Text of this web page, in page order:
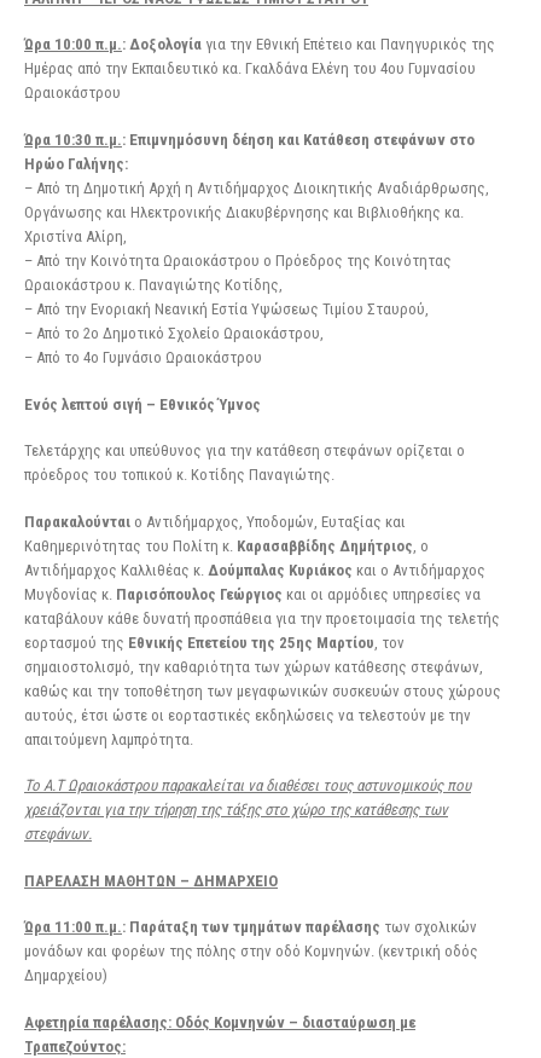
Ώρα 10:00 π.μ.: Δοξολογία για την Εθνική Επέτειο και Πανηγυρικός της
Ημέρας από την Εκπαιδευτικό κα. Γκαλδάνα Ελένη του 4ου Γυμνασίου
Ωραιοκάστρου
Ώρα 10:30 π.μ.: Επιμνημόσυνη δέηση και Κατάθεση στεφάνων στο
Ηρώο Γαλήνης:
– Από τη Δημοτική Αρχή η Αντιδήμαρχος Διοικητικής Αναδιάρθρωσης,
Οργάνωσης και Ηλεκτρονικής Διακυβέρνησης και Βιβλιοθήκης κα.
Χριστίνα Αλίρη,
– Από την Κοινότητα Ωραιοκάστρου ο Πρόεδρος της Κοινότητας
Ωραιοκάστρου κ. Παναγιώτης Κοτίδης,
– Από την Ενοριακή Νεανική Εστία Υψώσεως Τιμίου Σταυρού,
– Από το 2ο Δημοτικό Σχολείο Ωραιοκάστρου,
– Από το 4ο Γυμνάσιο Ωραιοκάστρου
Ενός λεπτού σιγή – Εθνικός Ύμνος
Τελετάρχης και υπεύθυνος για την κατάθεση στεφάνων ορίζεται ο
πρόεδρος του τοπικού κ. Κοτίδης Παναγιώτης.
Παρακαλούνται ο Αντιδήμαρχος, Υποδομών, Ευταξίας και
Καθημερινότητας του Πολίτη κ. Καρασαββίδης Δημήτριος , ο
Αντιδήμαρχος Καλλιθέας κ. Δούμπαλας Κυριάκος και ο Αντιδήμαρχος
Μυγδονίας κ. Παρισόπουλος Γεώργιος και οι αρμόδιες υπηρεσίες να
καταβάλουν κάθε δυνατή προσπάθεια για την προετοιμασία της τελετής
εορτασμού της Εθνικής Επετείου της 25ης Μαρτίου , τον
σημαιοστολισμό, την καθαριότητα των χώρων κατάθεσης στεφάνων,
καθώς και την τοποθέτηση των μεγαφωνικών συσκευών στους χώρους
αυτούς, έτσι ώστε οι εορταστικές εκδηλώσεις να τελεστούν με την
απαιτούμενη λαμπρότητα.
Το Α.Τ Ωραιοκάστρου παρακαλείται να διαθέσει τους αστυνομικούς που
χρειάζονται για την τήρηση της τάξης στο χώρο της κατάθεσης των
στεφάνων.
ΠΑΡΕΛΑΣΗ ΜΑΘΗΤΩΝ – ΔΗΜΑΡΧΕΙΟ
Ώρα 11:00 π.μ.: Παράταξη των τμημάτων παρέλασης των σχολικών
μονάδων και φορέων της πόλης στην οδό Κομνηνών. (κεντρική οδός
Δημαρχείου)
Αφετηρία παρέλασης: Οδός Κομνηνών – διασταύρωση με
Τραπεζούντος: